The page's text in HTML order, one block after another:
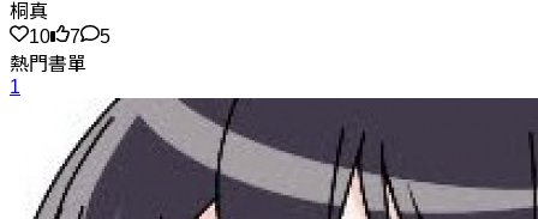
桐真
10
7
5
熱門書單
1